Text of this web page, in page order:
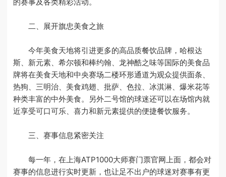
二、展开旗忠美食之旅
今年美食天地将引进更多的高品质餐饮品牌，哈根达
斯、新元素、希尔顿和棒约翰、龙神酷之味等国际的美食品
牌将在美食天地和中央赛场二楼环形通道为观众提供面条、
热狗、三明治、美食鸡翅、批萨、色拉、冰淇淋、爆米花等
种类丰富的中外美食。另外二号馆的球迷还可以在场馆内就
近享受可口可乐、喜力和新元素提供的便捷餐饮服务。
三、赛事信息紧密关注
每一年，在上海ATP1000大师赛门票官网上面，都会对
赛事的信息进行实时更新，也让足不出户的球迷对赛事有更